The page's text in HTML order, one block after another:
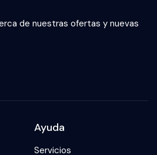
de nuestras ofertas y nuevas
Ayuda
Servicios